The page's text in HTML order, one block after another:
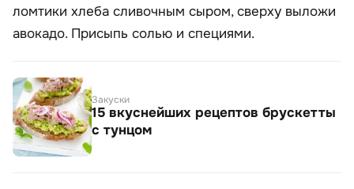
ломтики хлеба сливочным сыром, сверху выложи
авокадо. Присыпь солью и специями.
Закуски
15 вкуснейших рецептов брускетты
с тунцом